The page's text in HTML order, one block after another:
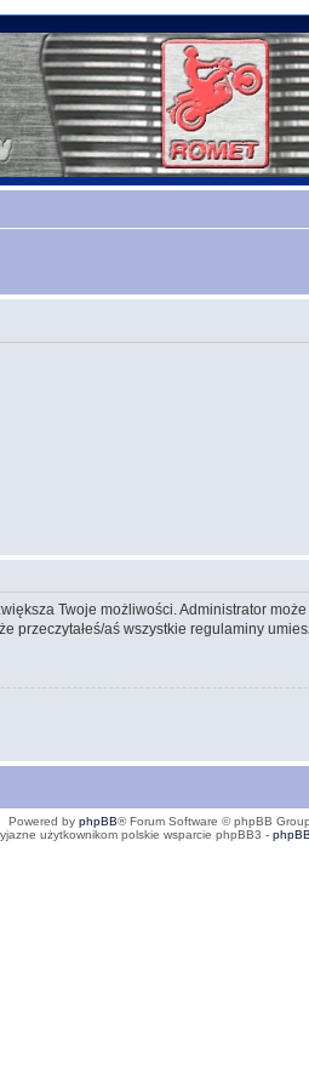
Twoje możliwości. Administrator
przeczytałeś/aś wszystkie regulaminy
Powered by phpBB® Forum Software © phpBB Group
użytkownikom polskie wsparcie phpBB3 -